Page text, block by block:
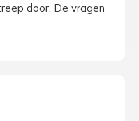
door. De vragen